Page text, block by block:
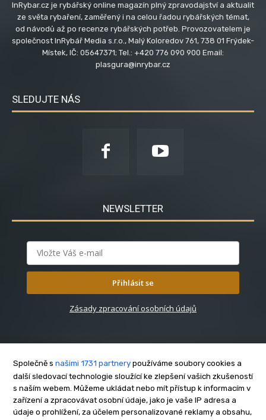
InRybar.cz je rybářský online magazín plný zpravodajství a aktualit
ze světa rybaření, zaměřený i na celou řadou rybářských témat,
od návodů až po recenze rybářských potřeb. Provozovatelem je
společnost InRybář Media s.r.o., Malý Koloredov 761, 738 01 Frýdek-
Místek, IČ: 05647371; Tel.: +420 776 090 900 Email:
plasgura@inrybar.cz
SLEDUJTE NÁS
NEWSLETTER
Přihlásit se
Zásady zpracování osobních údajů
O nás
Kontakt
Společně s našimi 1731 partnery používáme soubory cookies a
další sledovací technologie sloužící ke zlepšení vašich zkušeností
s naším webem. Můžeme ukládat nebo mít přístup k informacím v
zařízení a zpracovávat osobní údaje, jako je vaše IP adresa a
údaje o prohlížení, za účelem personalizované reklamy a obsahu,